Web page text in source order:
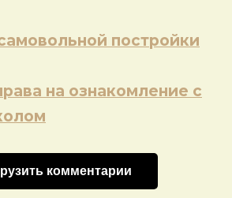
постройки
на ознакомление с
комментарии